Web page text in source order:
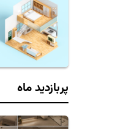
پربازدید ماه